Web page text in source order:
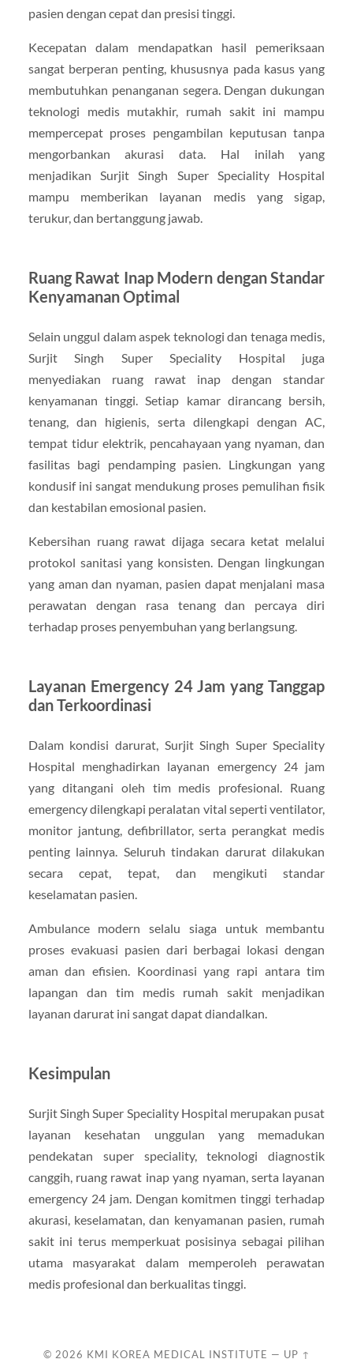
pasien dengan cepat dan presisi tinggi.
Kecepatan dalam mendapatkan hasil pemeriksaan
sangat berperan penting, khususnya pada kasus yang
membutuhkan penanganan segera. Dengan dukungan
teknologi medis mutakhir, rumah sakit ini mampu
mempercepat proses pengambilan keputusan tanpa
mengorbankan akurasi data. Hal inilah yang
menjadikan Surjit Singh Super Speciality Hospital
mampu memberikan layanan medis yang sigap,
terukur, dan bertanggung jawab.
Ruang Rawat Inap Modern dengan Standar
Kenyamanan Optimal
Selain unggul dalam aspek teknologi dan tenaga medis,
Surjit Singh Super Speciality Hospital juga
menyediakan ruang rawat inap dengan standar
kenyamanan tinggi. Setiap kamar dirancang bersih,
tenang, dan higienis, serta dilengkapi dengan AC,
tempat tidur elektrik, pencahayaan yang nyaman, dan
fasilitas bagi pendamping pasien. Lingkungan yang
kondusif ini sangat mendukung proses pemulihan fisik
dan kestabilan emosional pasien.
Kebersihan ruang rawat dijaga secara ketat melalui
protokol sanitasi yang konsisten. Dengan lingkungan
yang aman dan nyaman, pasien dapat menjalani masa
perawatan dengan rasa tenang dan percaya diri
terhadap proses penyembuhan yang berlangsung.
Layanan Emergency 24 Jam yang Tanggap
dan Terkoordinasi
Dalam kondisi darurat, Surjit Singh Super Speciality
Hospital menghadirkan layanan emergency 24 jam
yang ditangani oleh tim medis profesional. Ruang
emergency dilengkapi peralatan vital seperti ventilator,
monitor jantung, defibrillator, serta perangkat medis
penting lainnya. Seluruh tindakan darurat dilakukan
secara cepat, tepat, dan mengikuti standar
keselamatan pasien.
Ambulance modern selalu siaga untuk membantu
proses evakuasi pasien dari berbagai lokasi dengan
aman dan efisien. Koordinasi yang rapi antara tim
lapangan dan tim medis rumah sakit menjadikan
layanan darurat ini sangat dapat diandalkan.
Kesimpulan
Surjit Singh Super Speciality Hospital merupakan pusat
layanan kesehatan unggulan yang memadukan
pendekatan super speciality, teknologi diagnostik
canggih, ruang rawat inap yang nyaman, serta layanan
emergency 24 jam. Dengan komitmen tinggi terhadap
akurasi, keselamatan, dan kenyamanan pasien, rumah
sakit ini terus memperkuat posisinya sebagai pilihan
utama masyarakat dalam memperoleh perawatan
medis profesional dan berkualitas tinggi.
© 2026 KMI KOREA MEDICAL INSTITUTE — UP ↑